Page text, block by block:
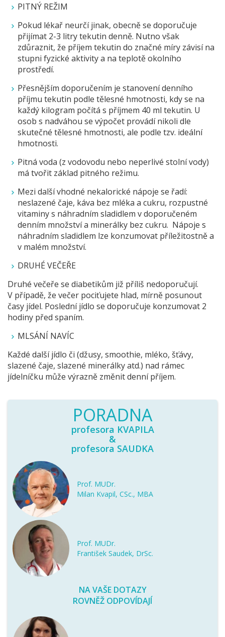
PITNÝ REŽIM
Pokud lékař neurčí jinak, obecně se doporučuje
přijímat 2-3 litry tekutin denně. Nutno však
zdůraznit, že příjem tekutin do značné míry závisí na
stupni fyzické aktivity a na teplotě okolního
prostředí.
Přesnějším doporučením je stanovení denního
příjmu tekutin podle tělesné hmotnosti, kdy se na
každý kilogram počítá s příjmem 40 ml tekutin. U
osob s nadváhou se výpočet provádí nikoli dle
skutečné tělesné hmotnosti, ale podle tzv. ideální
hmotnosti.
Pitná voda (z vodovodu nebo neperlivé stolní vody)
má tvořit základ pitného režimu.
Mezi další vhodné nekalorické nápoje se řadí:
neslazené čaje, káva bez mléka a cukru, rozpustné
vitaminy s náhradním sladidlem v doporučeném
denním množství a minerálky bez cukru. Nápoje s
náhradním sladidlem lze konzumovat příležitostně a
v malém množství.
DRUHÉ VEČEŘE
Druhé večeře se diabetikům již příliš nedoporučují.
V případě, že večer pociťujete hlad, mírně posunout
časy jídel. Poslední jídlo se doporučuje konzumovat 2
hodiny před spaním.
MLSÁNÍ NAVÍC
Každé další jídlo či (džusy, smoothie, mléko, šťávy,
slazené čaje, slazené minerálky atd.) nad rámec
jídelníčku může výrazně změnit denní příjem.
PORADNA
profesora KVAPILA
&
profesora SAUDKA
Prof. MUDr.
Milan Kvapil, CSc., MBA
Prof. MUDr.
František Saudek, DrSc.
NA VAŠE DOTAZY
ROVNĚŽ ODPOVÍDAJÍ